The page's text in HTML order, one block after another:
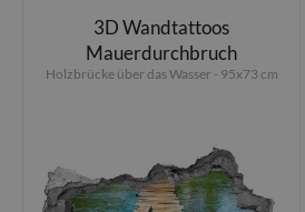
3D Wandtattoos
Mauerdurchbruch
Holzbrücke über das Wasser - 95x73 cm